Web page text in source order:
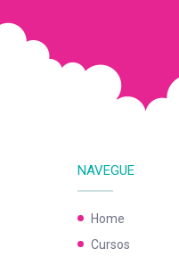
NAVEGUE
Home
Cursos